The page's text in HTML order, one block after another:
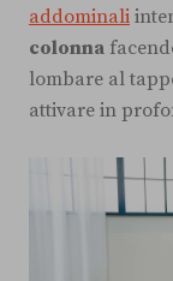
addominali
colonna
lombare al
attivare in